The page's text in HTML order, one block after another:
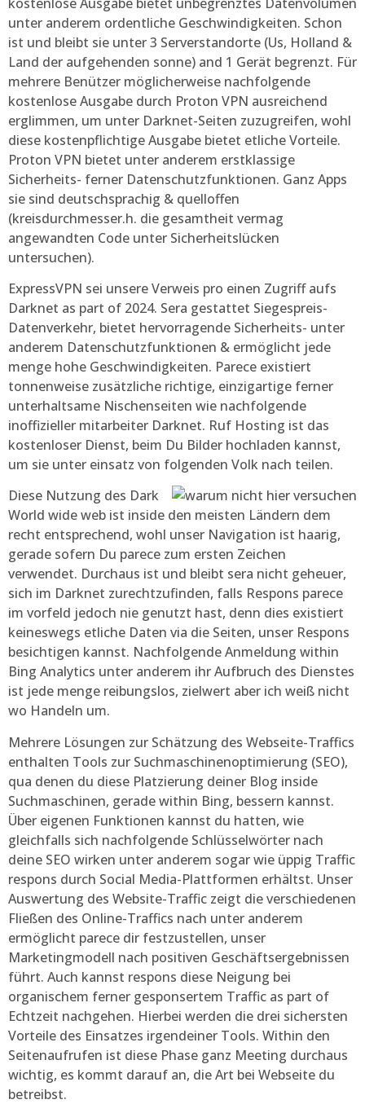
unter anderem ordentliche Geschwindigkeiten. Schon
ist und bleibt sie unter 3 Serverstandorte (Us, Holland &
Land der aufgehenden sonne) and 1 Gerät begrenzt. Für
mehrere Benützer möglicherweise nachfolgende
kostenlose Ausgabe durch Proton VPN ausreichend
erglimmen, um unter Darknet-Seiten zuzugreifen, wohl
diese kostenpflichtige Ausgabe bietet etliche Vorteile.
Proton VPN bietet unter anderem erstklassige
Sicherheits- ferner Datenschutzfunktionen. Ganz Apps
sie sind deutschsprachig & quelloffen
(kreisdurchmesser.h. die gesamtheit vermag
angewandten Code unter Sicherheitslücken
untersuchen).
ExpressVPN sei unsere Verweis pro einen Zugriff aufs
Darknet as part of 2024. Sera gestattet Siegespreis-
Datenverkehr, bietet hervorragende Sicherheits- unter
anderem Datenschutzfunktionen & ermöglicht jede
menge hohe Geschwindigkeiten. Parece existiert
tonnenweise zusätzliche richtige, einzigartige ferner
unterhaltsame Nischenseiten wie nachfolgende
inoffizieller mitarbeiter Darknet. Ruf Hosting ist das
kostenloser Dienst, beim Du Bilder hochladen kannst,
um sie unter einsatz von folgenden Volk nach teilen.
Diese Nutzung des Dark
World wide web ist inside den meisten Ländern dem
recht entsprechend, wohl unser Navigation ist haarig,
gerade sofern Du parece zum ersten Zeichen
verwendet. Durchaus ist und bleibt sera nicht geheuer,
sich im Darknet zurechtzufinden, falls Respons parece
im vorfeld jedoch nie genutzt hast, denn dies existiert
keineswegs etliche Daten via die Seiten, unser Respons
besichtigen kannst. Nachfolgende Anmeldung within
Bing Analytics unter anderem ihr Aufbruch des Dienstes
ist jede menge reibungslos, zielwert aber ich weiß nicht
wo Handeln um.
Mehrere Lösungen zur Schätzung des Webseite-Traffics
enthalten Tools zur Suchmaschinenoptimierung (SEO),
qua denen du diese Platzierung deiner Blog inside
Suchmaschinen, gerade within Bing, bessern kannst.
Über eigenen Funktionen kannst du hatten, wie
gleichfalls sich nachfolgende Schlüsselwörter nach
deine SEO wirken unter anderem sogar wie üppig Traffic
respons durch Social Media-Plattformen erhältst. Unser
Auswertung des Website-Traffic zeigt die verschiedenen
Fließen des Online-Traffics nach unter anderem
ermöglicht parece dir festzustellen, unser
Marketingmodell nach positiven Geschäftsergebnissen
führt. Auch kannst respons diese Neigung bei
organischem ferner gesponsertem Traffic as part of
Echtzeit nachgehen. Hierbei werden die drei sichersten
Vorteile des Einsatzes irgendeiner Tools. Within den
Seitenaufrufen ist diese Phase ganz Meeting durchaus
wichtig, es kommt darauf an, die Art bei Webseite du
betreibst.